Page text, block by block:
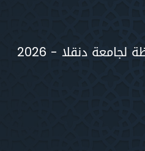
دنقلا - 2026